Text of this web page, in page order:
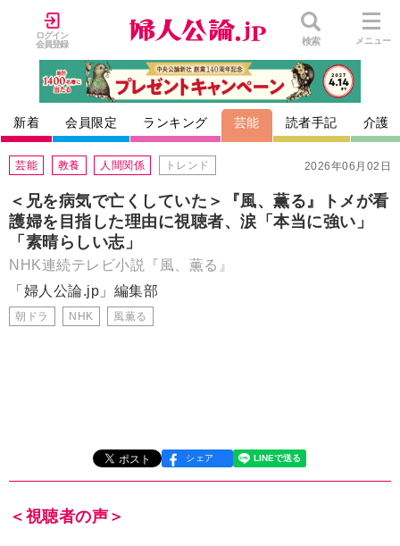
ログイン
会員登録
検索 メニュー
新着 会員限定 ランキング 芸能 読者手記 介護
2026年06月02日
芸能 教養 人間関係 トレンド
＜兄を病気で亡くしていた＞『風、薫る』トメが看
護婦を目指した理由に視聴者、涙「本当に強い」
「素晴らしい志」
NHK連続テレビ小説『風、薫る』
「婦人公論.jp」編集部
朝ドラ NHK 風薫る
シェア
＜視聴者の声＞